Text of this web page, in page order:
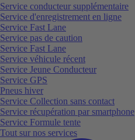
Service conducteur supplémentaire
Service d'enregistrement en ligne
Service Fast Lane
Service pas de caution
Service Fast Lane
Service véhicule récent
Service Jeune Conducteur
Service GPS
Pneus hiver
Service Collection sans contact
Service récupération par smartphone
Service Formule tente
Tout sur nos services